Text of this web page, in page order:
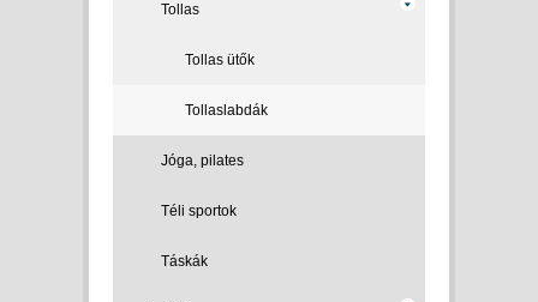
Tollas
Tollas ütők
Tollaslabdák
Jóga, pilates
Téli sportok
Táskák